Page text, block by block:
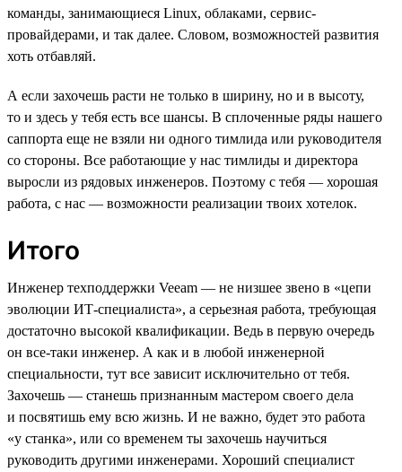
команды, занимающиеся Linux, облаками, сервис-
провайдерами, и так далее. Словом, возможностей развития
хоть отбавляй.
А если захочешь расти не только в ширину, но и в высоту,
то и здесь у тебя есть все шансы. В сплоченные ряды нашего
саппорта еще не взяли ни одного тимлида или руководителя
со стороны. Все работающие у нас тимлиды и директора
выросли из рядовых инженеров. Поэтому с тебя — хорошая
работа, с нас — возможности реализации твоих хотелок.
Итого
Инженер техподдержки Veeam — не низшее звено в «цепи
эволюции ИТ-специалиста», а серьезная работа, требующая
достаточно высокой квалификации. Ведь в первую очередь
он все-таки инженер. А как и в любой инженерной
специальности, тут все зависит исключительно от тебя.
Захочешь — станешь признанным мастером своего дела
и посвятишь ему всю жизнь. И не важно, будет это работа
«у станка», или со временем ты захочешь научиться
руководить другими инженерами. Хороший специалист